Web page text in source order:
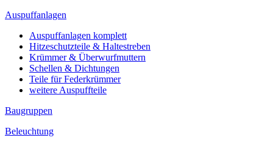
Auspuffanlagen
Auspuffanlagen komplett
Hitzeschutzteile & Haltestreben
Krümmer & Überwurfmuttern
Schellen & Dichtungen
Teile für Federkrümmer
weitere Auspuffteile
Baugruppen
Beleuchtung